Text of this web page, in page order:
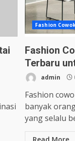
Fashion
Fashion
Terbaru
admin
Fashion
banyak
yang selalu